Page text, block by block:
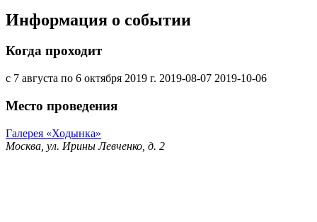
Информация о событии
Когда проходит
с 7 августа по 6 октября 2019 г. 2019-08-07 2019-10-06
Место проведения
Галерея «Ходынка»
Москва, ул. Ирины Левченко, д. 2